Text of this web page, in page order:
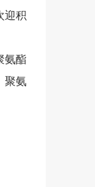
迎积
氨酯
聚氨